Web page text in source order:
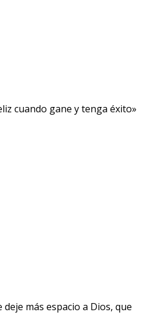
cuando gane y tenga éxito»
más espacio a Dios, que